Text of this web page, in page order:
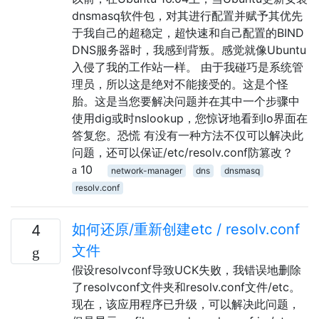
dnsmasq软件包，对其进行配置并赋予其优先
于我自己的超稳定，超快速和自己配置的BIND
DNS服务器时，我感到背叛。感觉就像Ubuntu
入侵了我的工作站一样。 由于我碰巧是系统管
理员，所以这是绝对不能接受的。这是个怪
胎。这是当您要解决问题并在其中一个步骤中
使用dig或时nslookup，您惊讶地看到lo界面在
答复您。恐慌 有没有一种方法不仅可以解决此
问题，还可以保证/etc/resolv.conf防篡改？
10
network-manager dns
dnsmasq
resolv.conf
4
如何还原/重新创建etc / resolv.conf
文件
假设resolvconf导致UCK失败，我错误地删除
了resolvconf文件夹和resolv.conf文件/etc。
现在，该应用程序已升级，可以解决此问题，